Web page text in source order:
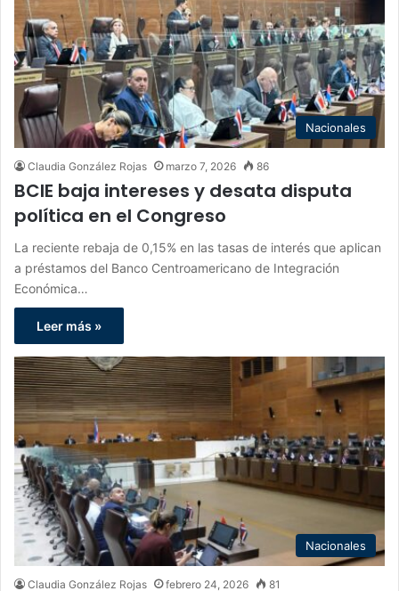
Nacionales
Claudia González Rojas marzo 7, 2026 86
BCIE baja intereses y desata disputa
política en el Congreso
La reciente rebaja de 0,15% en las tasas de interés que aplican
a préstamos del Banco Centroamericano de Integración
Económica…
Leer más »
Nacionales
Claudia González Rojas febrero 24, 2026 81